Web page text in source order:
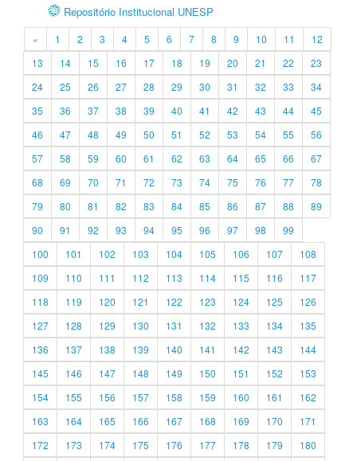
Repositório Institucional UNESP
« 1 2 3 4 5 6 7 8 9 10 11
12
13
14 15 16 17 18 19 20 21 22
23
24
25 26 27 28 29 30 31 32 33
34
35
36 37 38 39 40 41 42 43 44
45
46
47 48 49 50 51 52 53 54 55
56
57
58 59 60 61 62 63 64 65 66
67
68
69 70 71 72 73 74 75 76 77
78
79
80 81 82 83 84 85 86 87 88
89
90
91 92 93 94 95 96 97 98
99
100
101 102 103 104 105 106 107
108
109
110 111 112 113 114 115 116
117
118
119 120 121 122 123 124 125
126
127
128 129 130 131 132 133 134
135
136
137 138 139 140 141 142 143
144
145
146 147 148 149 150 151 152
153
154
155 156 157 158 159 160 161
162
163
164 165 166 167 168 169 170
171
172
173 174 175 176 177 178 179
180